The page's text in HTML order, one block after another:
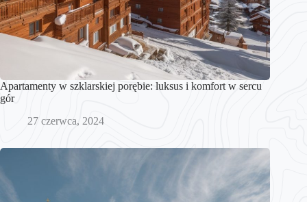
Apartamenty w szklarskiej porębie: luksus i komfort w sercu
gór
27 czerwca, 2024